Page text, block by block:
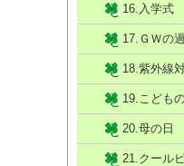
16.入学式
17.ＧＷの
18.紫外線
19.こども
20.母の日
21.クール